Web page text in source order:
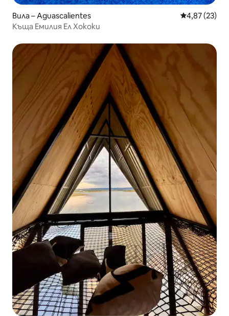
Вила – Aguascalientes Средна
4,87 (23)
Къща Емилия Ел Хококи